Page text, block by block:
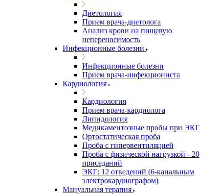
Диетология
Прием врача-диетолога
Анализ крови на пищевую
непереносимость
Инфекционные болезни
Инфекционные болезни
Прием врача-инфекциониста
Кардиология
Кардиология
Прием врача-кардиолога
Липидология
Медикаментозные пробы при ЭКГ
Ортостатическая проба
Проба с гипервентиляцией
Проба с физической нагрузкой - 20
приседаний
ЭКГ: 12 отведений (6-канальным
электрокардиографом)
Мануальная терапия